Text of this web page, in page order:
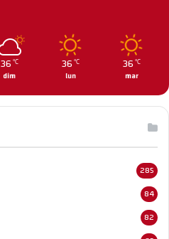
36 ℃
dim
36 ℃
lun
36 ℃
mar
285
84
82